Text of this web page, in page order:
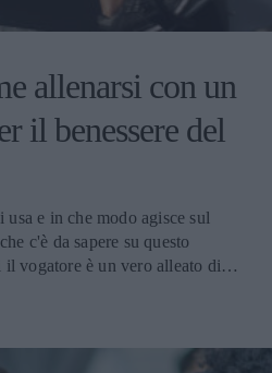
allenarsi con un
il benessere del
e in che modo agisce sul
c'è da sapere su questo
vogatore è un vero alleato di